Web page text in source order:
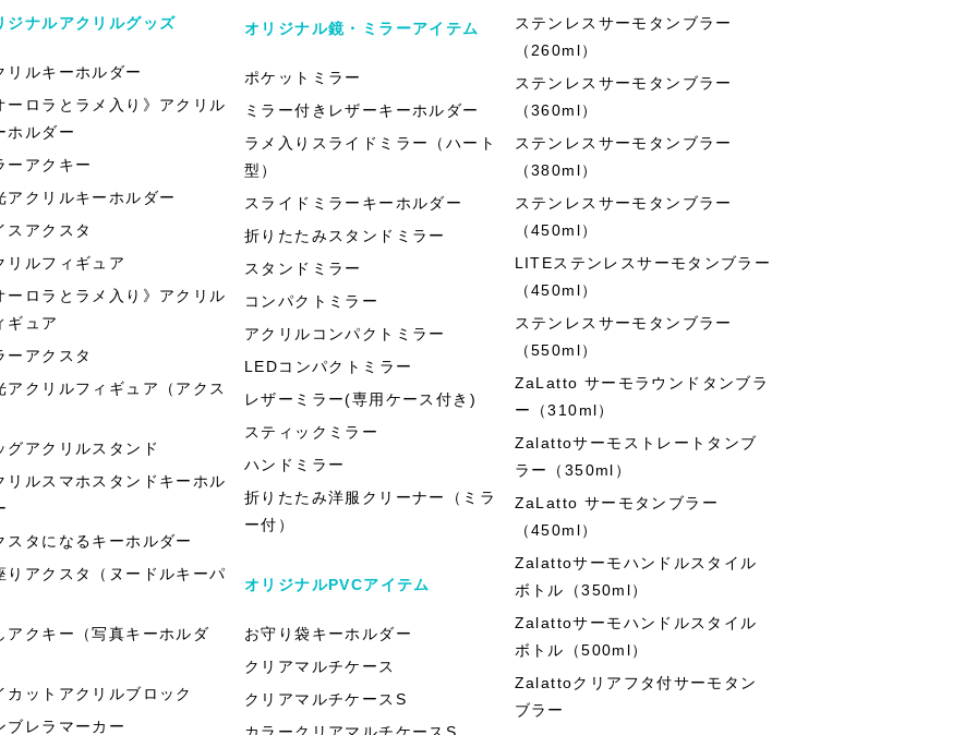
ジナルアクリルグッズ
リルキーホルダー
ーロラとラメ入り》アクリル
ホルダー
ーアクキー
アクリルキーホルダー
スアクスタ
リルフィギュア
ーロラとラメ入り》アクリル
ギュア
ーアクスタ
アクリルフィギュア（アクス
グアクリルスタンド
リルスマホスタンドキーホル
スタになるキーホルダー
りアクスタ（ヌードルキーパ
アクキー（写真キーホルダ
カットアクリルブロック
ブレラマーカー
オリジナル鏡・ミラーアイテム
ポケットミラー
ミラー付きレザーキーホルダー
ラメ入りスライドミラー（ハート
型）
スライドミラーキーホルダー
折りたたみスタンドミラー
スタンドミラー
コンパクトミラー
アクリルコンパクトミラー
LEDコンパクトミラー
レザーミラー(専用ケース付き)
スティックミラー
ハンドミラー
折りたたみ洋服クリーナー（ミラ
ー付）
オリジナルPVCアイテム
お守り袋キーホルダー
クリアマルチケース
クリアマルチケースS
カラークリアマルチケースS
ステンレスサーモタンブラー
（260ml）
ステンレスサーモタンブラー
（360ml）
ステンレスサーモタンブラー
（380ml）
ステンレスサーモタンブラー
（450ml）
LITEステンレスサーモタンブラー
（450ml）
ステンレスサーモタンブラー
（550ml）
ZaLatto サーモラウンドタンブラ
ー（310ml）
Zalattoサーモストレートタンブ
ラー（350ml）
ZaLatto サーモタンブラー
（450ml）
Zalattoサーモハンドルスタイル
ボトル（350ml）
Zalattoサーモハンドルスタイル
ボトル（500ml）
Zalattoクリアフタ付サーモタン
ブラー